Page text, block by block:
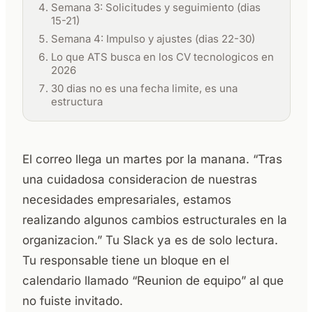
Semana 3: Solicitudes y seguimiento (dias
15-21)
Semana 4: Impulso y ajustes (dias 22-30)
Lo que ATS busca en los CV tecnologicos en
2026
30 dias no es una fecha limite, es una
estructura
El correo llega un martes por la manana. “Tras
una cuidadosa consideracion de nuestras
necesidades empresariales, estamos
realizando algunos cambios estructurales en la
organizacion.” Tu Slack ya es de solo lectura.
Tu responsable tiene un bloque en el
calendario llamado “Reunion de equipo” al que
no fuiste invitado.